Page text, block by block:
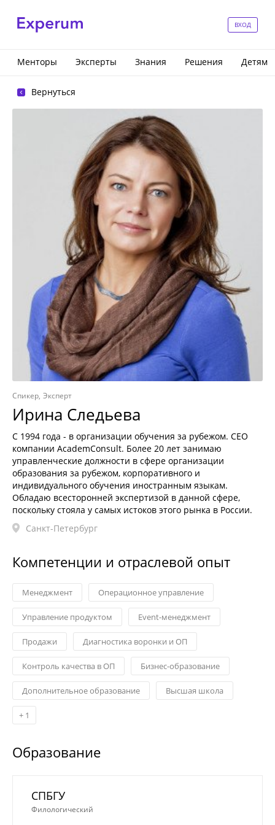
ВХОД
Менторы Эксперты Знания Решения Детям
Вернуться
Спикер Эксперт
Ирина Следьева
С 1994 года - в организации обучения за рубежом. CEO
компании AcademConsult. Более 20 лет занимаю
управленческие должности в сфере организации
образования за рубежом, корпоративного и
индивидуального обучения иностранным языкам.
Обладаю всесторонней экспертизой в данной сфере,
поскольку стояла у самых истоков этого рынка в России.
Санкт-Петербург
Компетенции и отраслевой опыт
Менеджмент Операционное управление
Управление продуктом Event-менеджмент
Продажи Диагностика воронки и ОП
Контроль качества в ОП Бизнес-образование
Дополнительное образование Высшая школа
+ 1
Образование
СПБГУ
Филологический